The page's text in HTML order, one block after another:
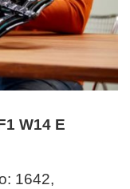
W14 E
1642,